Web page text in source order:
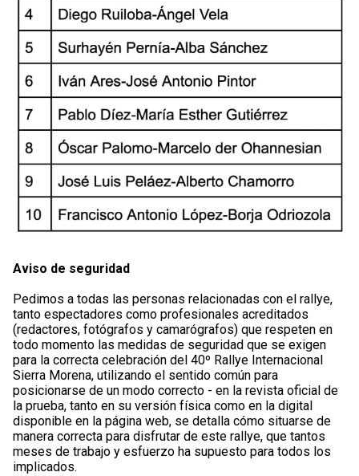
Aviso de seguridad
Pedimos a todas las personas relacionadas con el rallye,
tanto espectadores como profesionales acreditados
(redactores, fotógrafos y camarógrafos) que respeten en
todo momento las medidas de seguridad que se exigen
para la correcta celebración del 40º Rallye Internacional
Sierra Morena, utilizando el sentido común para
posicionarse de un modo correcto - en la revista oficial de
la prueba, tanto en su versión física como en la digital
disponible en la página web, se detalla cómo situarse de
manera correcta para disfrutar de este rallye, que tantos
meses de trabajo y esfuerzo ha supuesto para todos los
implicados.